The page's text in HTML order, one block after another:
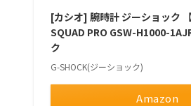
[カシオ] 腕時計 ジーショック
SQUAD PRO GSW-H1000-
ク
G-SHOCK(ジーショック)
Amazon